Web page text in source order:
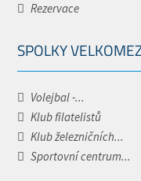
Rezervace
SPOLKY
Volejbal -...
Klub filatelistů
Klub železničních...
Sportovní centrum...